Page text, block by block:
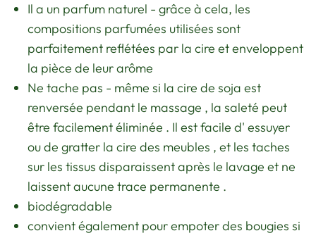
Il a un parfum naturel - grâce à cela, les
compositions parfumées utilisées sont
parfaitement reflétées par la cire etenveloppent
la pièce de leurarôme
Ne tache pas - même si la cire de soja est
renversée pendant le massage , la saleté peut
être facilementéliminée . Il estfacile d' essuyer
oude gratter la cire des meubles , et les taches
sur les tissus disparaissentaprès le lavage et ne
laissentaucune trace permanente .
biodégradable
convientégalement pourempoterdes bougies si